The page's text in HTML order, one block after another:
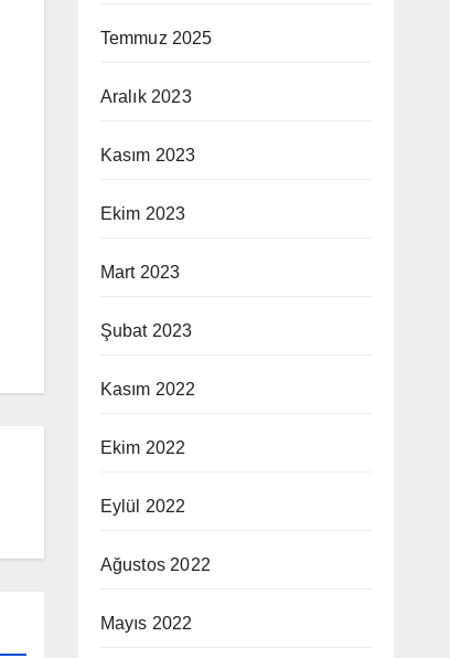
Temmuz 2025
Aralık 2023
Kasım 2023
Ekim 2023
Mart 2023
Şubat 2023
Kasım 2022
Ekim 2022
Eylül 2022
Ağustos 2022
Mayıs 2022